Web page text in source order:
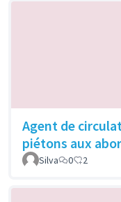
Agent de
piétons aux
Silva 0 2